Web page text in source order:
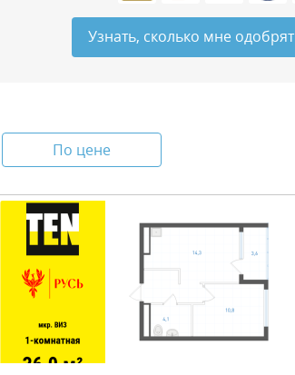
Узнать, сколько мне одобрят
По цене